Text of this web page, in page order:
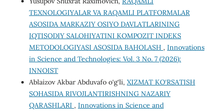
TEXNOLOGIYALAR VA RAQAMLI PLATFORMALAR
ASOSIDA MARKAZIY OSIYO DAVLATLARINING
IQTISODIY SALOHIYATINI KOMPOZIT INDEKS
METODOLOGIYASI ASOSIDA BAHOLASH , Innovations
in Science and Technologies: Vol. 3 No. 7 (2026):
INNOIST
Ablaizov Akbar Abduvafo o‘g‘li, XIZMAT KO‘RSATISH
SOHASIDA RIVOJLANTIRISHNING NAZARIY
QARASHLARI , Innovations in Science and